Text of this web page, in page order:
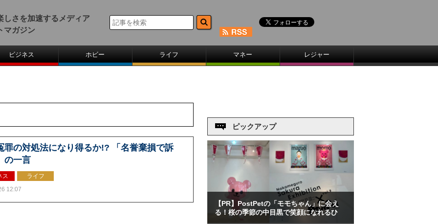
しさを加速するメディア
マガジン
ビジネス ホビー ライフ マネー レジャー
罪の対処法になり得るか!? 「名誉棄損で訴
の一言
ス
ライフ
12:07
ピックアップ
【PR】PostPetの「モモちゃん」に会え
る！桜の季節の中目黒で笑顔になれるひ